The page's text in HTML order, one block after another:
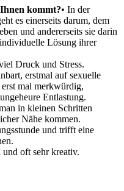
kommt?• In der
es einerseits darum, dem
und andererseits sie darin
Lösung ihrer
Druck und Stress.
erstmal auf sexuelle
mal merkwürdig,
Entlastung.
in kleinen Schritten
Nähe kommen.
und trifft eine
und oft sehr kreativ.